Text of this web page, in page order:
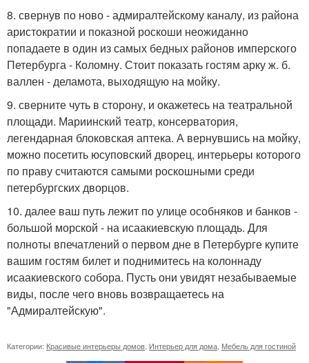
8. свернув по ново - адмиралтейскому каналу, из района
аристократии и показной роскоши неожиданно
попадаете в один из самых бедных районов имперского
Петербурга - Коломну. Стоит показать гостям арку ж. б.
валлен - деламота, выходящую на мойку.
9. сверните чуть в сторону, и окажетесь на театральной
площади. Мариинский театр, консерватория,
легендарная блоковская аптека. А вернувшись на мойку,
можно посетить юсуповский дворец, интерьеры которого
по праву считаются самыми роскошными среди
петербургских дворцов.
10. далее ваш путь лежит по улице особняков и банков -
большой морской - на исаакиевскую площадь. Для
полноты впечатлений о первом дне в Петербурге купите
вашим гостям билет и поднимитесь на колоннаду
исаакиевского собора. Пусть они увидят незабываемые
виды, после чего вновь возвращаетесь на
"Адмиралтейскую".
Категории: Красивые интерьеры домов Интерьер для дома Мебель для гостиной